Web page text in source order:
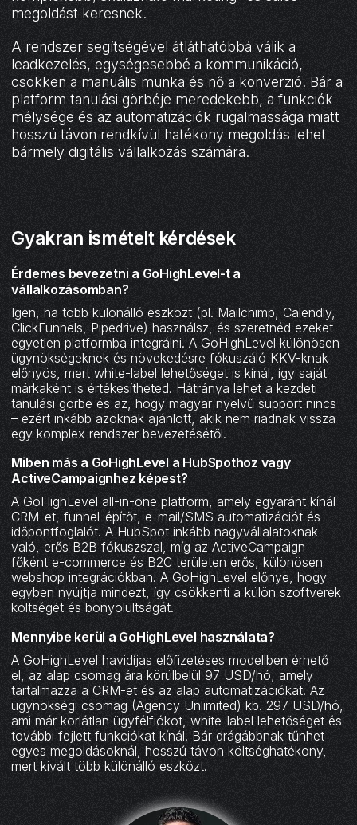
megoldást keresnek.
A rendszer segítségével átláthatóbbá válik a
leadkezelés, egységesebbé a kommunikáció,
csökken a manuális munka és nő a konverzió. Bár a
platform tanulási görbéje meredekebb, a funkciók
mélysége és az automatizációk rugalmassága miatt
hosszú távon rendkívül hatékony megoldás lehet
bármely digitális vállalkozás számára.
Gyakran ismételt kérdések
Érdemes bevezetni a GoHighLevel-t a
vállalkozásomban?
Igen, ha több különálló eszközt (pl. Mailchimp, Calendly,
ClickFunnels, Pipedrive) használsz, és szeretnéd ezeket
egyetlen platformba integrálni. A GoHighLevel különösen
ügynökségeknek és növekedésre fókuszáló KKV-knak
előnyös, mert white-label lehetőséget is kínál, így saját
márkaként is értékesítheted. Hátránya lehet a kezdeti
tanulási görbe és az, hogy magyar nyelvű support nincs
– ezért inkább azoknak ajánlott, akik nem riadnak vissza
egy komplex rendszer bevezetésétől.
Miben más a GoHighLevel a HubSpothoz vagy
ActiveCampaignhez képest?
A GoHighLevel all-in-one platform, amely egyaránt kínál
CRM-et, funnel-építőt, e-mail/SMS automatizációt és
időpontfoglalót. A HubSpot inkább nagyvállalatoknak
való, erős B2B fókuszszal, míg az ActiveCampaign
főként e-commerce és B2C területen erős, különösen
webshop integrációkban. A GoHighLevel előnye, hogy
egyben nyújtja mindezt, így csökkenti a külön szoftverek
költségét és bonyolultságát.
Mennyibe kerül a GoHighLevel használata?
A GoHighLevel havidíjas előfizetéses modellben érhető
el, az alap csomag ára körülbelül 97 USD/hó, amely
tartalmazza a CRM-et és az alap automatizációkat. Az
ügynökségi csomag (Agency Unlimited) kb. 297 USD/hó,
ami már korlátlan ügyfélfiókot, white-label lehetőséget és
további fejlett funkciókat kínál. Bár drágábbnak tűnhet
egyes megoldásoknál, hosszú távon költséghatékony,
mert kivált több különálló eszközt.